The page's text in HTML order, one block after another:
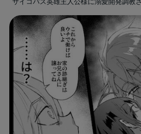
サイコパス英雄主人公様に溺愛開発調教